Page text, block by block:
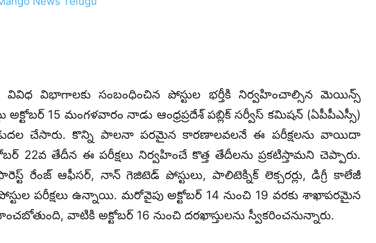
వివిధ విభాగాలకు సంబంధించిన పోస్టుల భర్తీకి నిర్వహించాల్సిన మెయిన్స్‌
అక్టోబర్ 15 మంగళవారం నాడు ఆంధ్రప్రదేశ్ పబ్లిక్ సర్వీస్ కమిషన్ (ఏపీపీఎస్సీ)
చేసారు. కొన్ని పాలనా పరమైన కారణాలవలనే ఈ పరీక్షలను వాయిదా
22వ తేదీన ఈ పరీక్షలు నిర్వహించే కొత్త తేదీలను ప్రకటిస్తామని చెప్పారు.
రేంజ్‌ ఆఫీసర్, నాన్‌ గెజిటెడ్‌ పోస్టులు, పాలిటెక్నిక్‌ లెక్చరర్లు, డిగ్రీ కాలేజీ
పరీక్షలు ఉన్నాయి. మరోవైపు అక్టోబర్ 14 నుంచి 19 వరకు శాఖాపరమైన
వాటికి అక్టోబర్ 16 నుంచి దరఖాస్తులను స్వీకరించనున్నారు.